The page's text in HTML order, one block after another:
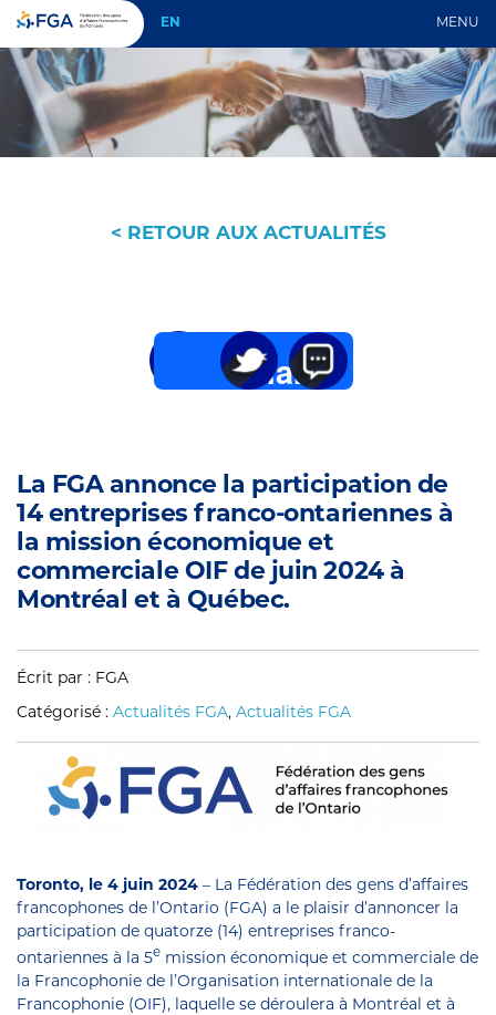
MENU
EN
< RETOUR AUX ACTUALITÉS
Share
La FGA annonce la participation de
14 entreprises franco-ontariennes à
la mission économique et
commerciale OIF de juin 2024 à
Montréal et à Québec.
Écrit par : FGA
Catégorisé : Actualités FGA, Actualités FGA
Toronto, le 4 juin 2024 – La Fédération des gens d’affaires
francophones de l’Ontario (FGA) a le plaisir d’annoncer la
participation de quatorze (14) entreprises franco-
ontariennes à la 5e mission économique et commerciale de
la Francophonie de l’Organisation internationale de la
Francophonie (OIF), laquelle se déroulera à Montréal et à